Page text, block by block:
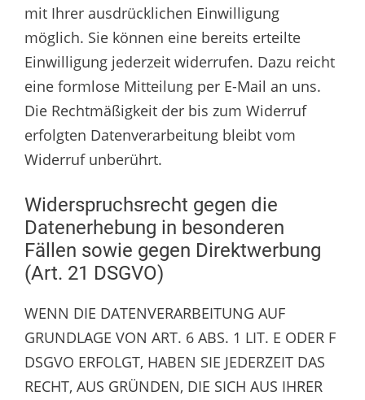
mit Ihrer ausdrücklichen Einwilligung
möglich. Sie können eine bereits erteilte
Einwilligung jederzeit widerrufen. Dazu reicht
eine formlose Mitteilung per E-Mail an uns.
Die Rechtmäßigkeit der bis zum Widerruf
erfolgten Datenverarbeitung bleibt vom
Widerruf unberührt.
Widerspruchsrecht gegen die
Datenerhebung in besonderen
Fällen sowie gegen Direktwerbung
(Art. 21 DSGVO)
WENN DIE DATENVERARBEITUNG AUF
GRUNDLAGE VON ART. 6 ABS. 1 LIT. E ODER F
DSGVO ERFOLGT, HABEN SIE JEDERZEIT DAS
RECHT, AUS GRÜNDEN, DIE SICH AUS IHRER